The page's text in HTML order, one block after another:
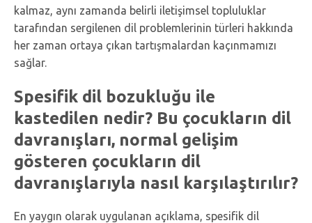
kalmaz, aynı zamanda belirli iletişimsel topluluklar
tarafından sergilenen dil problemlerinin türleri hakkında
her zaman ortaya çıkan tartışmalardan kaçınmamızı
sağlar.
Spesifik dil bozukluğu ile
kastedilen nedir? Bu çocukların dil
davranışları, normal gelişim
gösteren çocukların dil
davranışlarıyla nasıl karşılaştırılır?
En yaygın olarak uygulanan açıklama, spesifik dil